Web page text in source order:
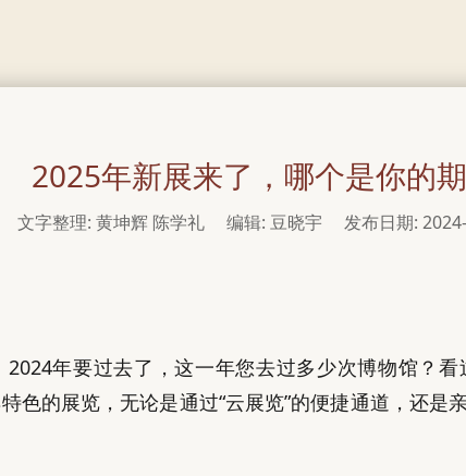
2025年新展来了，哪个是你的
文字整理: 黄坤辉 陈学礼 编辑: 豆晓宇 发布日期:
年要过去了，这一年您去过多少次博物馆？
色的展览，无论是通过“云展览”的便捷通道，还是